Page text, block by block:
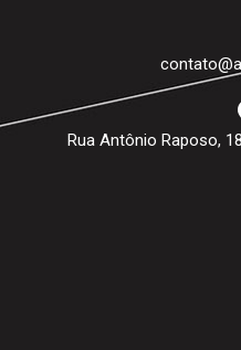
Rua Antônio Raposo,